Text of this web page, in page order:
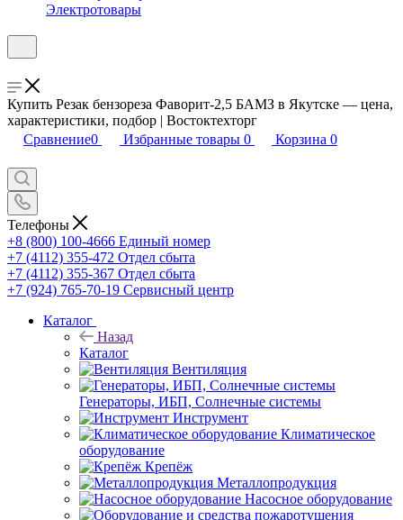
Электротовары
Купить Резак бензореза Фаворит-2,5 БАМЗ в Якутске — цена,
характеристики, подбор | Востоктехторг
Сравнение0 Избранные товары 0 Корзина 0
Телефоны
+8 (800) 100-4666 Единый номер
+7 (4112) 355-472 Отдел сбыта
+7 (4112) 355-367 Отдел сбыта
+7 (924) 765-70-19 Сервисный центр
Каталог
Назад
Каталог
Вентиляция
Генераторы, ИБП, Солнечные системы
Инструмент
Климатическое
оборудование
Крепёж
Металлопродукция
Насосное оборудование